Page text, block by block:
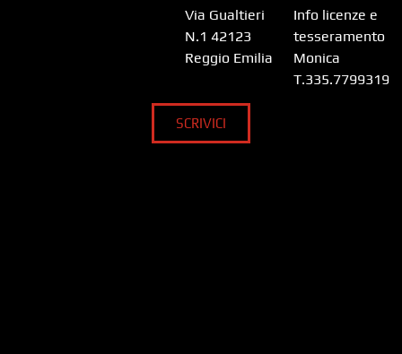
Via Gualtieri
N.1 42123
Reggio Emilia
Info licenze e
tesseramento
Monica
T.335.7799319
SCRIVICI